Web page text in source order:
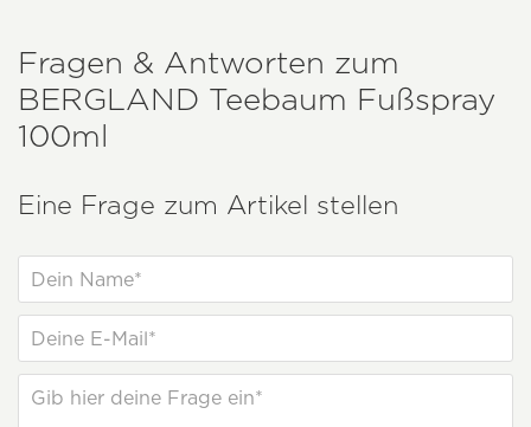
Fragen & Antworten zum
BERGLAND Teebaum Fußspray
100ml
Eine Frage zum Artikel stellen